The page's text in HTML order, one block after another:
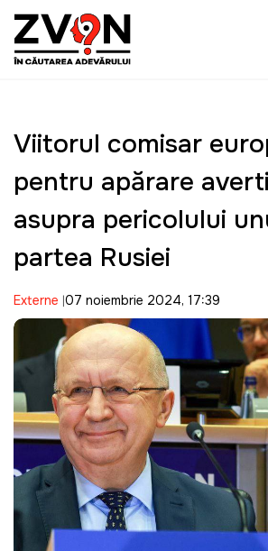
Viitorul comisar
pentru apărare
asupra pericolului
partea Rusiei
Externe 07 noiembrie 2024, 17:39